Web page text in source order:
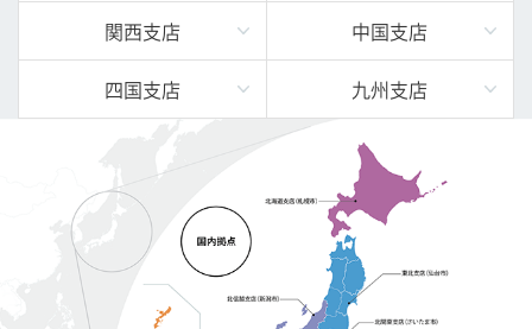
関西支店 中国支店
四国支店 九州支店